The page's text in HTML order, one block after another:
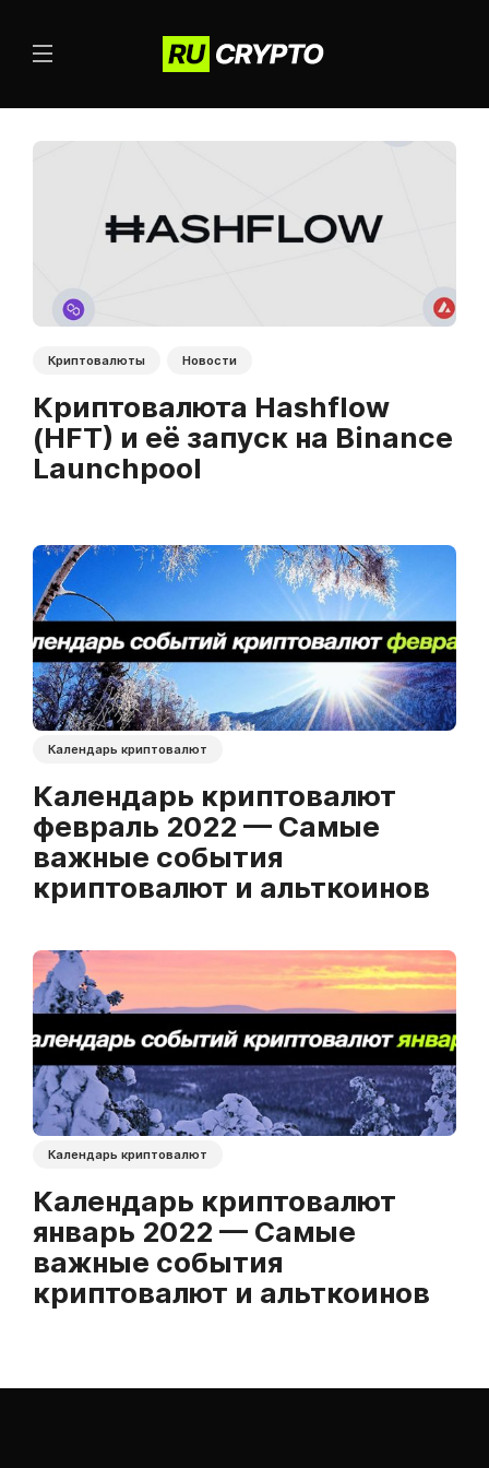
Криптовалюты Новости
Криптовалюта Hashflow
(HFT) и её запуск на Binance
Launchpool
Календарь криптовалют
Календарь криптовалют
февраль 2022 — Самые
важные события
криптовалют и альткоинов
Календарь криптовалют
Календарь криптовалют
январь 2022 — Самые
важные события
криптовалют и альткоинов